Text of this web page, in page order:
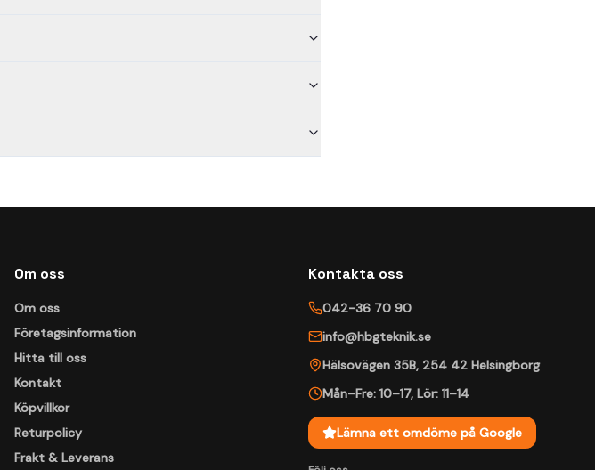
Om oss
Om oss
Företagsinformation
Hitta till oss
Kontakt
Köpvillkor
Returpolicy
Frakt & Leverans
Kontakta oss
042-36 70 90
info@hbgteknik.se
Hälsovägen 35B, 254 42 Helsingborg
Mån–Fre: 10–17, Lör: 11–14
Lämna ett omdöme på Google